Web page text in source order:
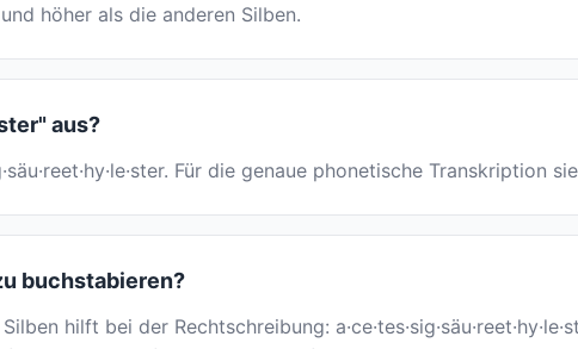
höher als die anderen Silben.
aus?
Für die genaue phonetische Transkription
buchstabieren?
hilft bei der Rechtschreibung: